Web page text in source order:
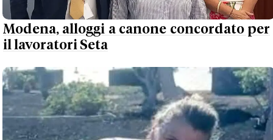
Modena, alloggi a canone concordato per
il lavoratori Seta